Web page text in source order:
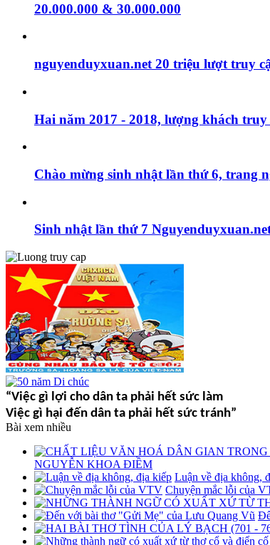
20.000.000 & 30.000.000
nguyenduyxuan.net 20 triệu lượt truy
Hai năm 2017 - 2018, lượng khách
Chào mừng sinh nhật lần thứ 6, trang
Sinh nhật lần thứ 7
“Việc gì lợi cho dân ta phải hết sức làm
Việc gì hại đến dân ta phải hết sức tránh”
Bài xem nhiều
NGUYỄN KHOA ĐIỀM
Luận về địa không,
Chuyện mắc lỗi của